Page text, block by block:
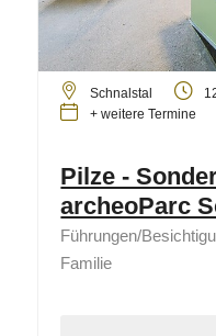
Schnalstal
+ weitere Termine
Pilze -
archeoParc
Führungen/
Familie